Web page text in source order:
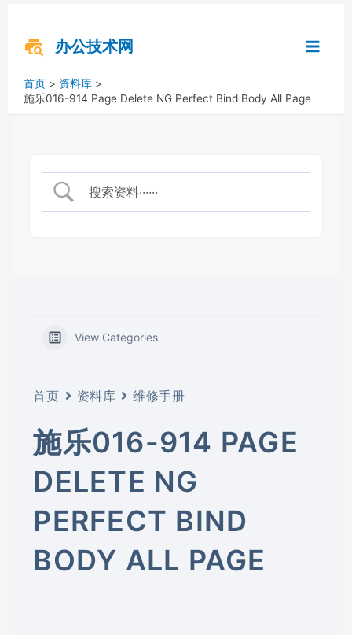
办公技术网
Menu
首页
资料库
施乐016-914 Page Delete NG Perfect Bind Body All Page
View Categories
首页 资料库 维修手册
施乐016-914 PAGE
DELETE NG
PERFECT BIND
BODY ALL PAGE